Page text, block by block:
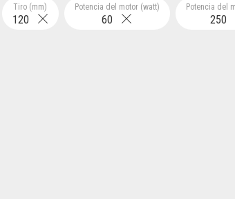
Potencia del
250
Potencia del motor (watt)
60
Tiro (mm)
120